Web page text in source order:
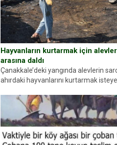
Hayvanların kurtarmak için
arasına daldı
Çanakkale’deki yangında alevlerin
ahırdaki hayvanlarını kurtarmak
ellerinde yanıklar oluşan Demir, kâbus
anları anlattı… Merkeze bağlı...